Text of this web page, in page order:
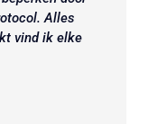
Alles
vind ik elke